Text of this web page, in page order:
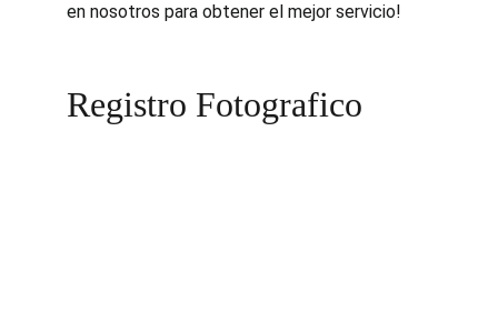
en nosotros para obtener el mejor servicio!
Registro Fotografico